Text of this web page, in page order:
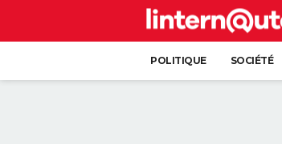
POLITIQUE SOCIÉTÉ